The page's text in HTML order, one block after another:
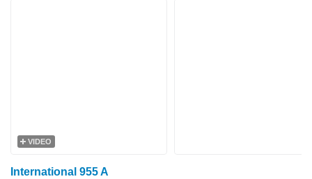
VIDEO
International 955 A